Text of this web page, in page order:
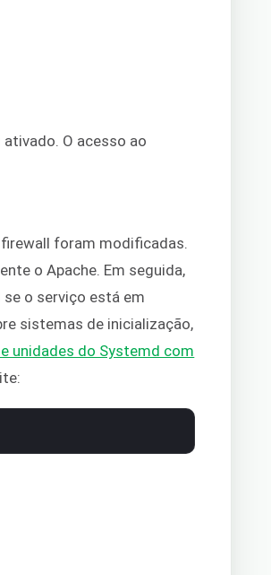
O acesso ao
foram modificadas.
o Apache. Em seguida,
o serviço está em
sistemas de inicialização,
unidades do Systemd com